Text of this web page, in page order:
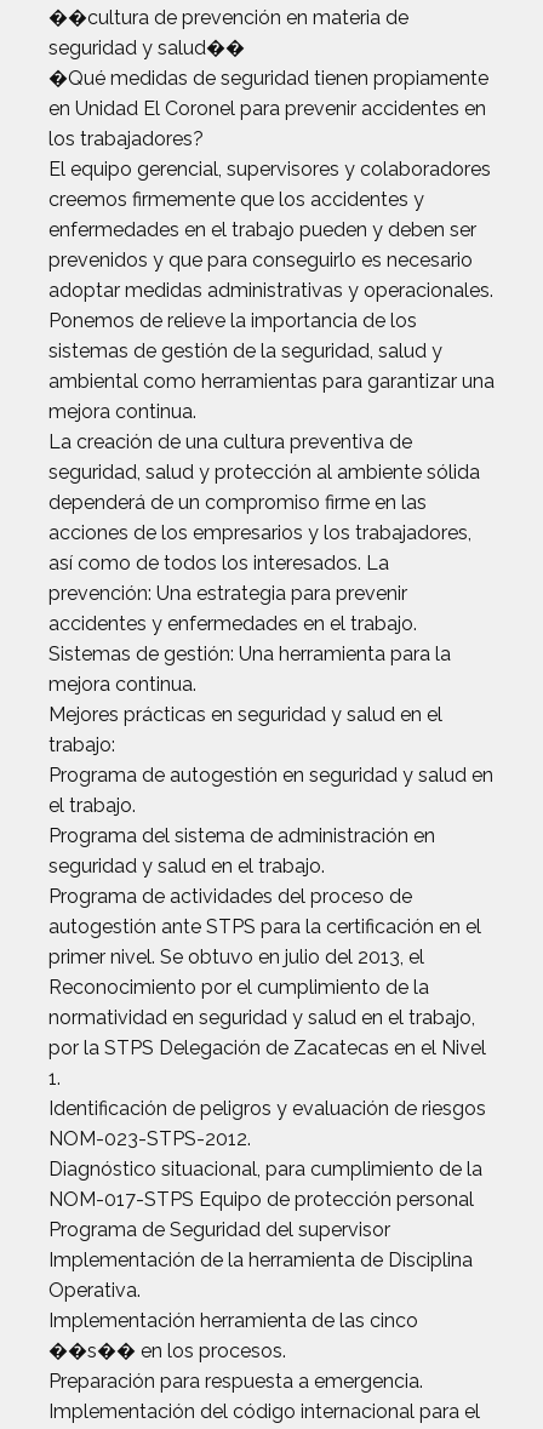
��cultura de prevención en materia de
seguridad y salud��
�Qué medidas de seguridad tienen propiamente
en Unidad El Coronel para prevenir accidentes en
los trabajadores?
El equipo gerencial, supervisores y colaboradores
creemos firmemente que los accidentes y
enfermedades en el trabajo pueden y deben ser
prevenidos y que para conseguirlo es necesario
adoptar medidas administrativas y operacionales.
Ponemos de relieve la importancia de los
sistemas de gestión de la seguridad, salud y
ambiental como herramientas para garantizar una
mejora continua.
La creación de una cultura preventiva de
seguridad, salud y protección al ambiente sólida
dependerá de un compromiso firme en las
acciones de los empresarios y los trabajadores,
así como de todos los interesados. La
prevención: Una estrategia para prevenir
accidentes y enfermedades en el trabajo.
Sistemas de gestión: Una herramienta para la
mejora continua.
Mejores prácticas en seguridad y salud en el
trabajo:
Programa de autogestión en seguridad y salud en
el trabajo.
Programa del sistema de administración en
seguridad y salud en el trabajo.
Programa de actividades del proceso de
autogestión ante STPS para la certificación en el
primer nivel. Se obtuvo en julio del 2013, el
Reconocimiento por el cumplimiento de la
normatividad en seguridad y salud en el trabajo,
por la STPS Delegación de Zacatecas en el Nivel
1.
Identificación de peligros y evaluación de riesgos
NOM-023-STPS-2012.
Diagnóstico situacional, para cumplimiento de la
NOM-017-STPS Equipo de protección personal
Programa de Seguridad del supervisor
Implementación de la herramienta de Disciplina
Operativa.
Implementación herramienta de las cinco
��s�� en los procesos.
Preparación para respuesta a emergencia.
Implementación del código internacional para el